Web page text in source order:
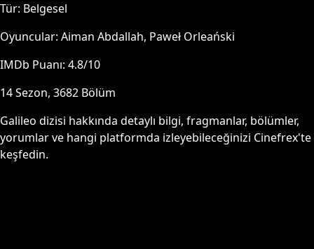
Tür: Belgesel
Oyuncular: Aiman Abdallah, Paweł Orleański
IMDb Puanı: 4.8/10
14Sezon, 3682 Bölüm
Galileo dizisi hakkında detaylı bilgi, fragmanlar, bölümler,
yorumlar ve hangi platformda izleyebileceğinizi Cinefrex'te
keşfedin.